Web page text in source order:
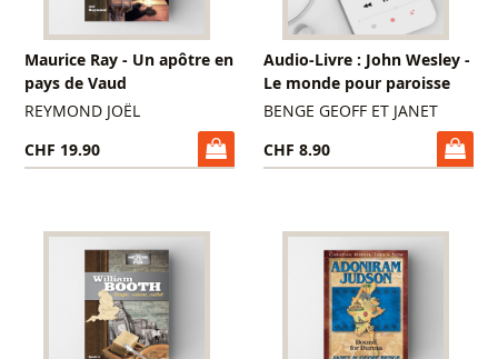
Maurice Ray - Un apôtre en
pays de Vaud
REYMOND JOËL
CHF 19.90
Audio-Livre : John Wesley -
Le monde pour paroisse
BENGE GEOFF ET JANET
CHF 8.90